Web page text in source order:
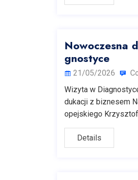
Nowoczesna
gnostyce
21/05/2026
Wizyta w
dukacji z biznesem
opejskiego
Details